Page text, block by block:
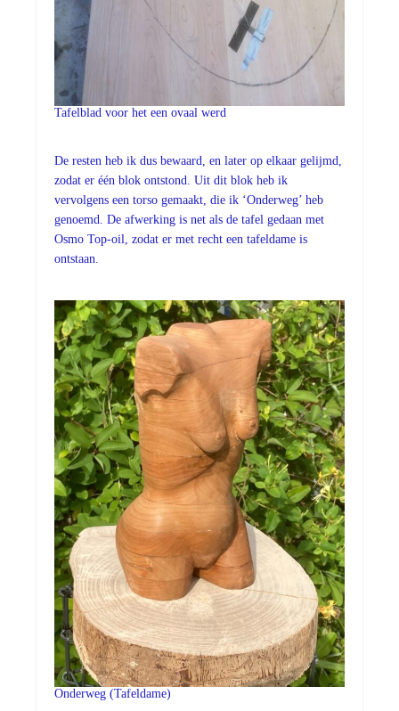
Tafelblad voor het een ovaal werd
De resten heb ik dus bewaard, en later op elkaar gelijmd,
zodat er één blok ontstond. Uit dit blok heb ik
vervolgens een torso gemaakt, die ik ‘Onderweg’ heb
genoemd. De afwerking is net als de tafel gedaan met
Osmo Top-oil, zodat er met recht een tafeldame is
ontstaan.
Onderweg (Tafeldame)